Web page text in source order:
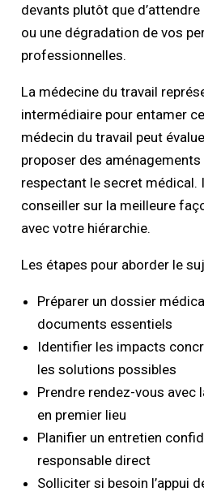
devants plutôt que
ou une dégradation de vos
professionnelles.
La médecine du travail
intermédiaire pour entamer
médecin du travail peut
proposer des
respectant le secret médical.
conseiller sur la meilleure
avec votre hiérarchie.
Les étapes pour aborder le
Préparer un dossier
documents essentiels
Identifier les impacts
les solutions possibles
Prendre rendez-vous avec
en premier lieu
Planifier un entretien
responsable direct
Solliciter si besoin l’appui